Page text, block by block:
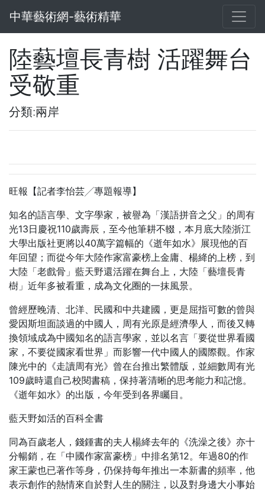
中華藝術網-藝術精華
陸藝壇長青樹 活躍舞台
受敬重
分類:兩岸
旺報【記者李怡芸╱專題報導】
知名的語言學、文字學家，被譽為「漢語拼音之父」的周有
光13日慶祝110歲壽辰，至今他筆耕不輟，本月底大陸浙江
大學出版社更將以40萬字篇幅的《逝年如水》展現他的百
年回望；而從今年大陸作家富豪榜上金庸、楊絳的上榜，到
大陸「老戲骨」藍天野還活躍在舞台上，大陸「藝壇長青
樹」近年多被看重，成為文化圈的一抹風景。
曾經歷晚清、北洋、民國和中共建國，更是屈指可數的曾與
愛因斯坦面談過的中國人，周有光原是經濟學人，而後又轉
換領域成為中國知名的語言學家，並以名言「要從世界看國
家，不要從國家看世界」而影響一代中國人的國際觀。作家
陳光中的《走讀周有光》曾在台推出繁體版，並細數周有光
109歲時還自己校閱書稿，保持著清晰的思考能力和記憶。
《逝年如水》的出版，今年受到各界矚目。
藍天野如活的百科全書
同為百歲老人，錢鍾書的夫人楊絳去年的《洗澡之後》亦十
分暢銷，在「中國作家富豪榜」中排名第12。年過80的作
家王蒙也已著作等身，仍保持每年推出一本新書的頻率，他
表示創作的熱情來自於對人生的關注，以及對身邊大小事始